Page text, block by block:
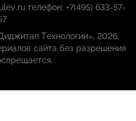
телефон: +7(495) 633-57-
Технологии», 2026.
сайта без разрешения